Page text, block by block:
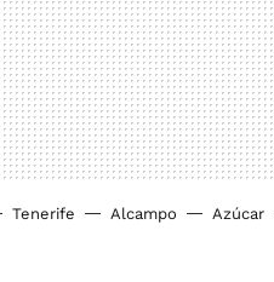
Tenerife Alcampo Azúcar